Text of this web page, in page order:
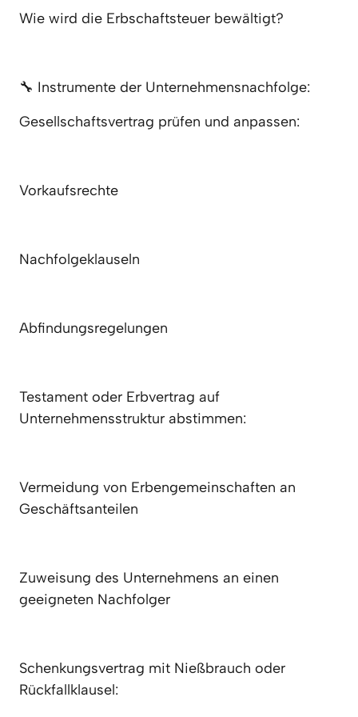
Wie wird die Erbschaftsteuer bewältigt?
🔧 Instrumente der Unternehmensnachfolge:
Gesellschaftsvertrag prüfen und anpassen:
Vorkaufsrechte
Nachfolgeklauseln
Abfindungsregelungen
Testament oder Erbvertrag auf
Unternehmensstruktur abstimmen:
Vermeidung von Erbengemeinschaften an
Geschäftsanteilen
Zuweisung des Unternehmens an einen
geeigneten Nachfolger
Schenkungsvertrag mit Nießbrauch oder
Rückfallklausel: